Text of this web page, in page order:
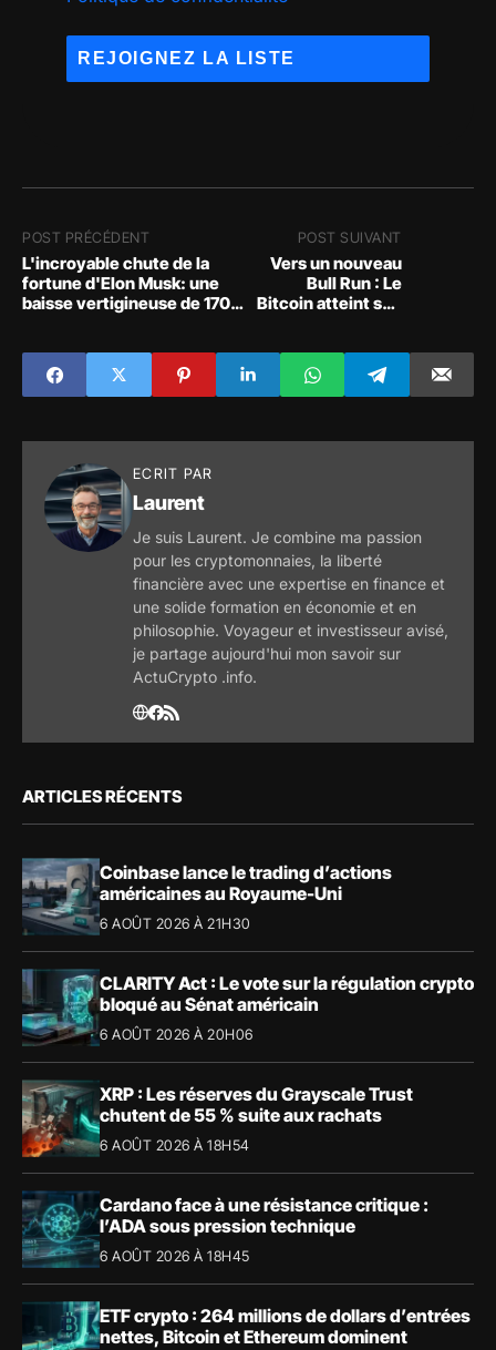
POST PRÉCÉDENT
L'incroyable chute de la
fortune d'Elon Musk: une
baisse vertigineuse de 170
POST SUIVANT
Vers un nouveau
Bull Run : Le
Bitcoin atteint son
dessus de 24 000 $
ECRIT PAR
Laurent
Je suis Laurent. Je combine ma passion
pour les cryptomonnaies, la liberté
financière avec une expertise en finance et
une solide formation en économie et en
philosophie. Voyageur et investisseur avisé,
je partage aujourd'hui mon savoir sur
ActuCrypto .info.
ARTICLES RÉCENTS
Coinbase lance le trading d’actions
américaines au Royaume-Uni
6 AOÛT 2026 À 21H30
CLARITY Act : Le vote sur la régulation crypto
bloqué au Sénat américain
6 AOÛT 2026 À 20H06
XRP : Les réserves du Grayscale Trust
chutent de 55 % suite aux rachats
6 AOÛT 2026 À 18H54
Cardano face à une résistance critique :
l’ADA sous pression technique
6 AOÛT 2026 À 18H45
ETF crypto : 264 millions de dollars d’entrées
nettes, Bitcoin et Ethereum dominent